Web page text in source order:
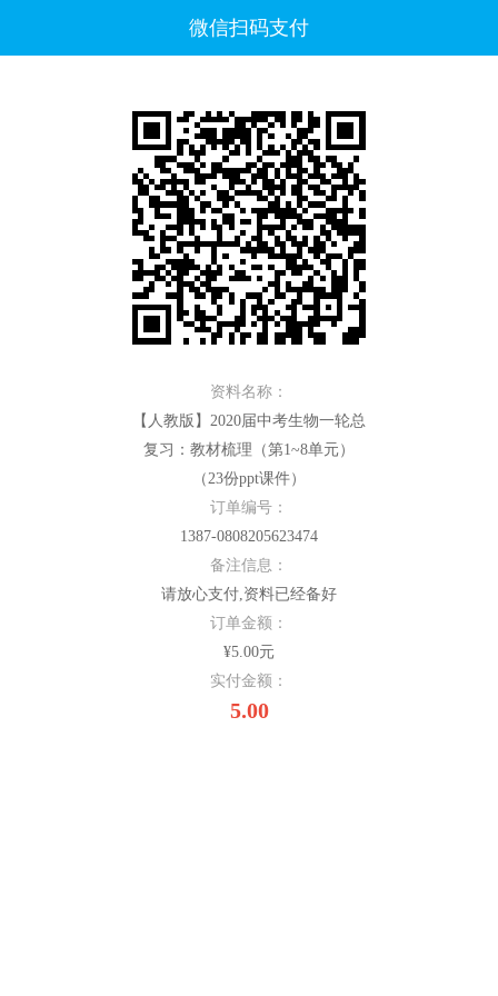
微信扫码支付
资料名称：
【人教版】2020届中考生物一轮总
复习：教材梳理（第1~8单元）
（23份ppt课件）
订单编号：
1387-0808205623474
备注信息：
请放心支付,资料已经备好
订单金额：
¥5.00元
实付金额：
5.00